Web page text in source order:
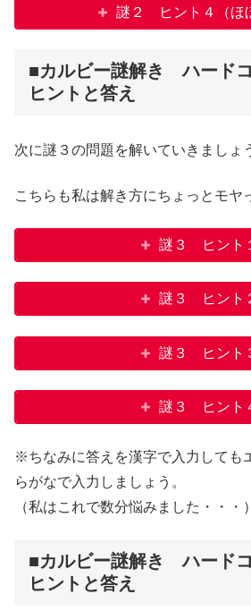
謎２ ヒント４（ほ
■カルビー謎解き ハード
ヒントと答え
次に謎３の問題を解いていきましょ
こちらも私は解き方にちょっとモヤ
謎３ ヒント
謎３ ヒント
謎３ ヒント
謎３ ヒント
※ちなみに答えを漢字で入力しても
らがなで入力しましょう。
（私はこれで数分悩みました・・・）
■カルビー謎解き ハード
ヒントと答え